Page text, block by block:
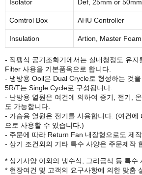
Isolator Def, 25mm or
Comtrol Box AHU Controller
Insulation Artion, Master
- 직팽식 공기조화기에서는 실내청정도 유지
Filter 사용을 기본품옥으로 합니다.
- 냉방용 Ooil은 Dual Crycle로 형성하는 것
5R/T는 Single Cycle로 구성됩니다.
- 난방용 열원은 여건에 의하여 증기, 전기,
도 가능합니다.
- 가습용 열원은 전기를 사용합니다. (여건에
으로 사용할 수 있습니다.)
- 주문에 따라 Return Fan 내장형으로도 제
- 상기 조건외의 기타 특수 사양은 주문제작
* 상기사양 이외의 냉수식, 그리급식 등 특수
* 현장여건 및 고객의 요구사항에 의한 맞춤